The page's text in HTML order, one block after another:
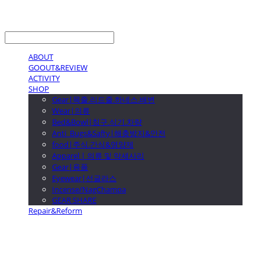
ABOUT
GOOUT&REVIEW
ACTIVITY
SHOP
Gear|목줄.리드줄.하네스.배변
Wear|의류
Bed&Bowl|침구.식기.차량
Anti_Bugs&Safty|해충방지&안전
food|주식.간식&영양제
Apparel | 의류 및 악세사리
Gear|용품
Eyewear|선글라스
Incense/NagChampa
GEAR SHARE
Repair&Reform